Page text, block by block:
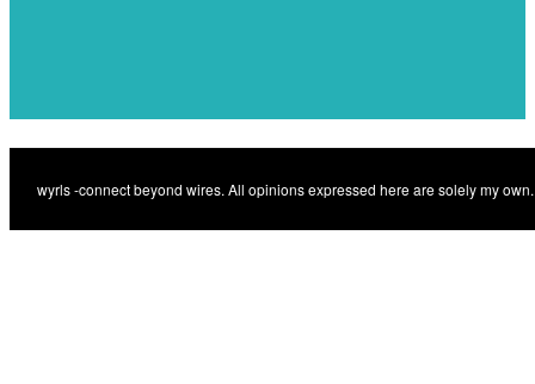
PreviousPrevious The future of IoT: